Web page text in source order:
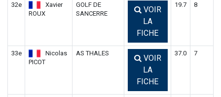
32e
Xavier
ROUX
GOLF DE
SANCERRE
VOIR
LA
FICHE
19.7 8
33e
Nicolas
PICOT
AS THALES
VOIR
LA
FICHE
37.0 7